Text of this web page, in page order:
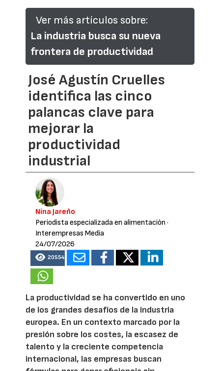
Ver más artículos sobre:
La industria busca su nueva
frontera de productividad
José Agustín Cruelles
identifica las cinco
palancas clave para
mejorar la
productividad
industrial
Nina Jareño
Periodista especializada en alimentación ·
Interempresas Media
24/07/2026
20554
La productividad se ha convertido en uno
de los grandes desafíos de la industria
europea. En un contexto marcado por la
presión sobre los costes, la escasez de
talento y la creciente competencia
internacional, las empresas buscan